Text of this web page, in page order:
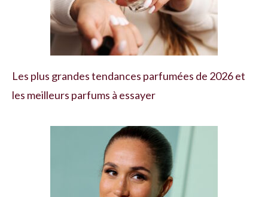
Les plus grandes tendances parfumées de 2026 et
les meilleurs parfums à essayer